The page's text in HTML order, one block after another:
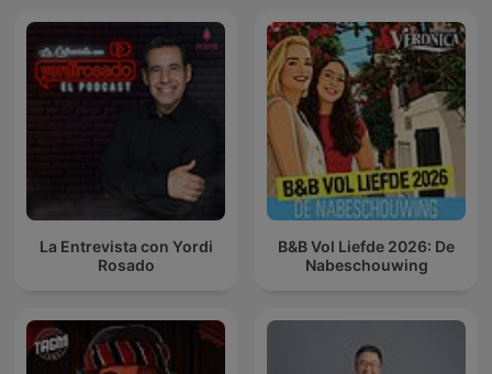
La Entrevista con Yordi
Rosado
B&B Vol Liefde 2026: De
Nabeschouwing